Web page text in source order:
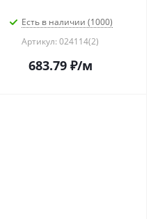
Есть в наличии (1000)
Артикул: 024114(2)
683.79₽/м